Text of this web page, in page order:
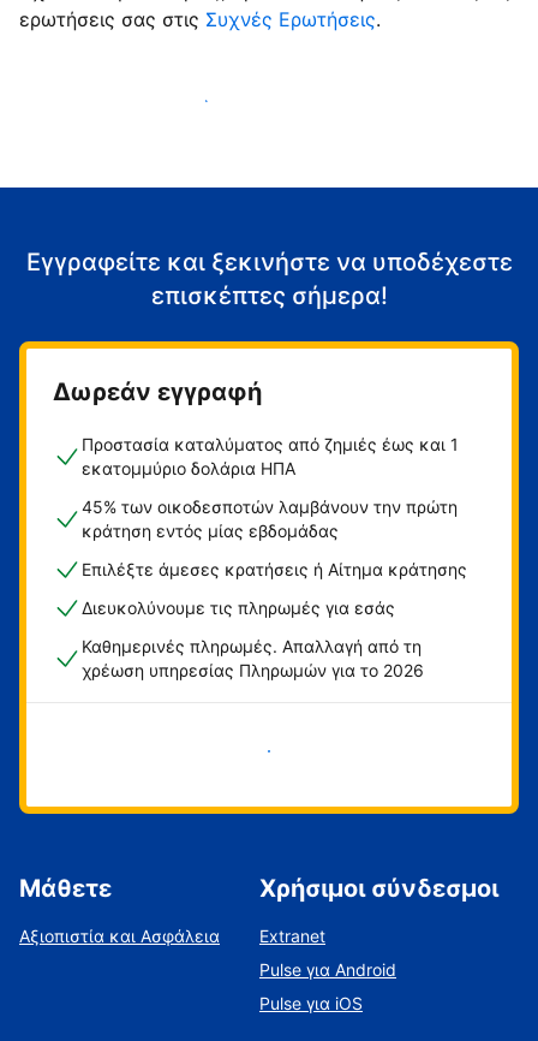
ερωτήσεις σας στις Συχνές Ερωτήσεις.
Αρχίστε να υποδέχεστε επισκέπτες
Εγγραφείτε και ξεκινήστε να υποδέχεστε
επισκέπτες σήμερα!
Δωρεάν εγγραφή
Προστασία καταλύματος από ζημιές έως και 1
εκατομμύριο δολάρια ΗΠΑ
45% των οικοδεσποτών λαμβάνουν την πρώτη
κράτηση εντός μίας εβδομάδας
Επιλέξτε άμεσες κρατήσεις ή Αίτημα κράτησης
Διευκολύνουμε τις πληρωμές για εσάς
Καθημερινές πληρωμές. Απαλλαγή από τη
χρέωση υπηρεσίας Πληρωμών για το 2026
Ξεκινήστε τώρα
Μάθετε
Αξιοπιστία και Ασφάλεια
Χρήσιμοι σύνδεσμοι
Extranet
Pulse για Android
Pulse για iOS